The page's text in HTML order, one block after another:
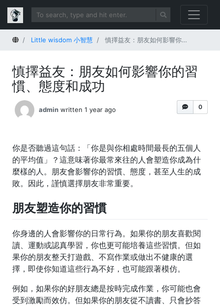
HomeLittle wisdom 小智慧 慎擇益友：朋友如何影響你的習慣、態度和成功
慎擇益友：朋友如何影響你的習
慣、態度和成功
0
admin written 1 year ago
你是否聽過這句話：「你是與你相處時間最長的五個人
的平均值」？這意味著你最常來往的人會塑造你成為什
麼樣的人。朋友會影響你的習慣、態度，甚至人生的成
敗。因此，謹慎選擇朋友非常重要。
朋友塑造你的習慣
你身邊的人會影響你的日常行為。如果你的朋友喜歡閱
讀、運動或認真學習，你也更可能培養這些習慣。但如
果你的朋友整天打遊戲、不寫作業或做出不健康的選
擇，即使你知道這些行為不好，也可能跟著模仿。
例如，如果你的好朋友總是按時完成作業，你可能也會
受到激勵而效仿。但如果你的朋友從不讀書、只會抄答